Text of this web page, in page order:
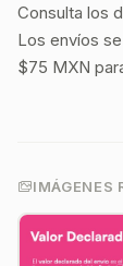
Consulta los
Los envíos
$75 MXN
IMÁGENES